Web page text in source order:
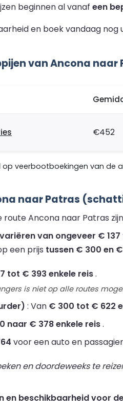
beginnen al vanaf een
en boek vandaag nog
van Ancona naar
€452
veerbootboekingen van de
naar Patras
Ancona naar Patras
van ongeveer €
een prijs tussen € 300 en
tot € 393 enkele reis.
is niet op alle routes
: Van € 300 tot € 622
naar € 378 enkele reis.
voor een auto en
en doordeweeks te
en beschikbaarheid voor